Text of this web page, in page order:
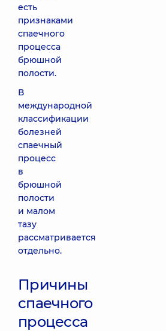
есть
признаками
спаечного
процесса
брюшной
полости.
В
международной
классификации
болезней
спаечный
процесс
в
брюшной
полости
и малом
тазу
рассматривается
отдельно.
Причины
спаечного
процесса